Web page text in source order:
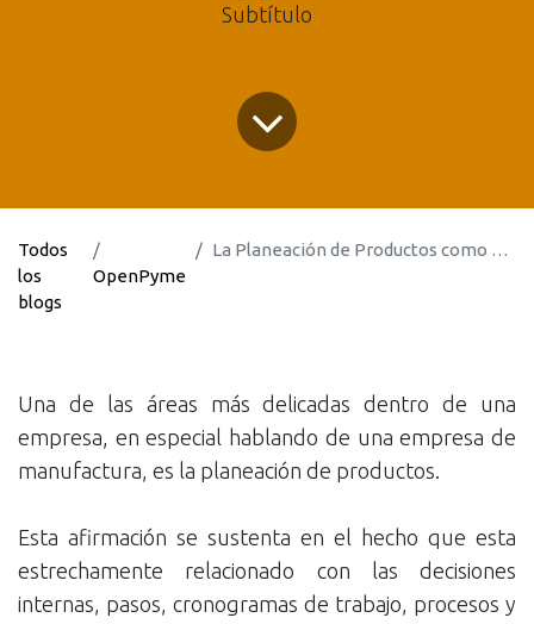
Subtítulo
Todos
los
blogs
OpenPyme
La Planeación de Productos como una ventaja estrategica para las pymes
Una de las áreas más delicadas dentro de una
empresa, en especial hablando de una empresa de
manufactura, es la planeación de productos.
Esta afirmación se sustenta en el hecho que esta
estrechamente relacionado con las decisiones
internas, pasos, cronogramas de trabajo, procesos y